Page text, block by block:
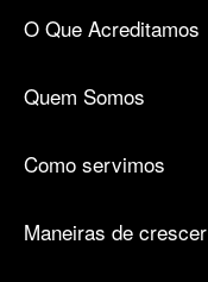
O Que Acreditamos
Quem Somos
Como servimos
Maneiras de crescer